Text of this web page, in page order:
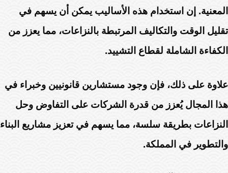
المعنية. إن استخدام هذه الأساليب يمكن أن يسهم في
تقليل الوقت والتكاليف المرتبطة بالنزاعات، مما يعزز من
الكفاءة الشاملة لقطاع التشييد.
علاوة على ذلك، فإن وجود مستشارين قانونيين وخبراء في
هذا المجال يُعزز من قدرة الشركات على التفاوض وحل
النزاعات بطريقة سلسة، مما يسهم في تعزيز مشاريع البناء
والتطوير في المملكة.